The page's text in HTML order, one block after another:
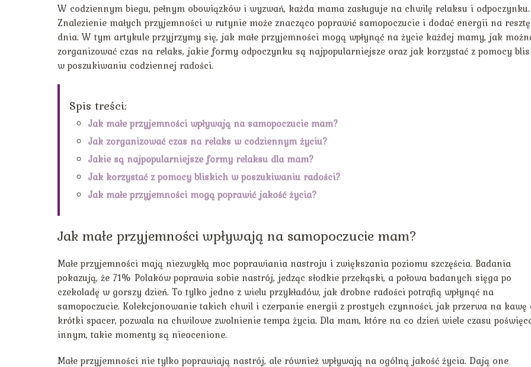
W codziennym biegu, pełnym obowiązków i wyzwań, każda mama zasługuje na chwilę relaksu i odpoczynku.
Znalezienie małych przyjemności w rutynie może znacząco poprawić samopoczucie i dodać energii na resztę
dnia. W tym artykule przyjrzymy się, jak małe przyjemności mogą wpłynąć na życie każdej mamy, jak
zorganizować czas na relaks, jakie formy odpoczynku są najpopularniejsze oraz jak korzystać z pomocy
w poszukiwaniu codziennej radości.
Spis treści:
Jak małe przyjemności wpływają na samopoczucie mam?
Jak zorganizować czas na relaks w codziennym życiu?
Jakie są najpopularniejsze formy relaksu dla mam?
Jak korzystać z pomocy bliskich w poszukiwaniu radości?
Jak małe przyjemności mogą poprawić jakość życia?
Jak małe przyjemności wpływają na samopoczucie mam?
Małe przyjemności mają niezwykłą moc poprawiania nastroju i zwiększania poziomu szczęścia. Badania
pokazują, że 71% Polaków poprawia sobie nastrój, jedząc słodkie przekąski, a połowa badanych sięga po
czekoladę w gorszy dzień. To tylko jedno z wielu przykładów, jak drobne radości potrafią wpłynąć na
samopoczucie. Kolekcjonowanie takich chwil i czerpanie energii z prostych czynności, jak przerwa na kawę
krótki spacer, pozwala na chwilowe zwolnienie tempa życia. Dla mam, które na co dzień wiele czasu
innym, takie momenty są nieocenione.
Małe przyjemności nie tylko poprawiają nastrój, ale również wpływają na ogólną jakość życia. Dają one